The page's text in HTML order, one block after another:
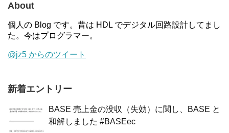
About
個人の Blog です。昔は HDL でデジタル回路設計してまし
た。今はプログラマー。
@jz5 からのツイート
新着エントリー
BASE 売上金の没収（失効）に関し、BASE と
和解しました #BASEec